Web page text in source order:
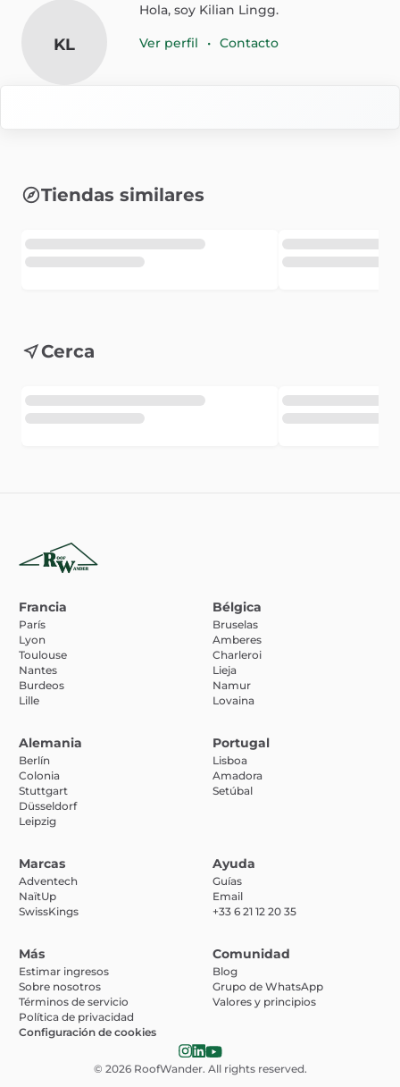
KL
Hola, soy Kilian Lingg.
Ver perfil • Contacto
Tiendas similares
Cerca
© 2026 RoofWander. All rights reserved.
Francia
París
Lyon
Toulouse
Nantes
Burdeos
Lille
Bélgica
Bruselas
Amberes
Charleroi
Lieja
Namur
Lovaina
Alemania
Berlín
Colonia
Stuttgart
Düsseldorf
Leipzig
Portugal
Lisboa
Amadora
Setúbal
Marcas
Adventech
NaïtUp
SwissKings
Ayuda
Guías
Email
+33 6 21 12 20 35
Más
Estimar ingresos
Sobre nosotros
Términos de servicio
Política de privacidad
Configuración de cookies
Comunidad
Blog
Grupo de WhatsApp
Valores y principios